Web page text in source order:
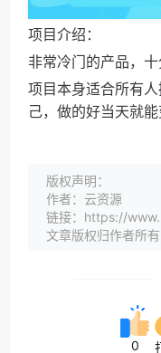
项目介绍：
非常冷门的产品，
项目本身适合所有
己，做的好当天就
版权声明：
作者：云资源
链接：https://
文章版权归作者所
0